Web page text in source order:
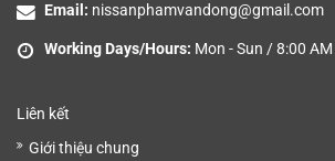
Email: nissanphamvandong@gmail.com
Working Days/Hours: Mon - Sun / 8:00
Liên kết
Giới thiệu chung